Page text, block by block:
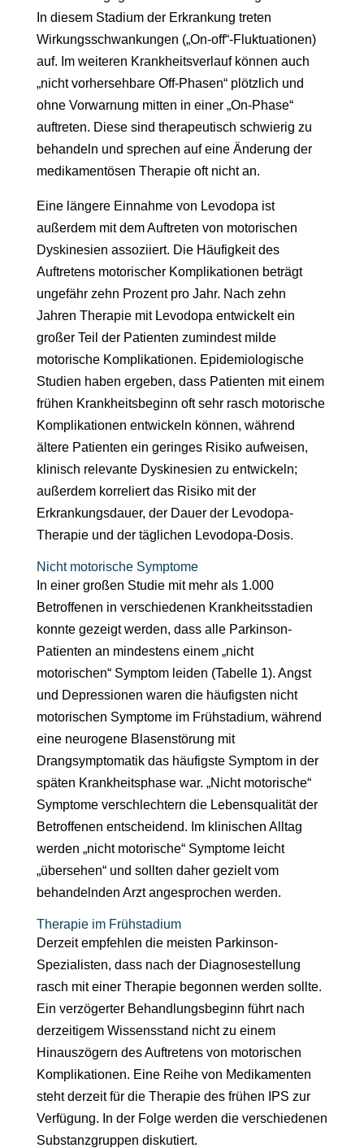
In diesem Stadium der Erkrankung treten
Wirkungsschwankungen („On-off“-Fluktuationen)
auf. Im weiteren Krankheitsverlauf können auch
„nicht vorhersehbare Off-Phasen“ plötzlich und
ohne Vorwarnung mitten in einer „On-Phase“
auftreten. Diese sind therapeutisch schwierig zu
behandeln und sprechen auf eine Änderung der
medikamentösen Therapie oft nicht an.
Eine längere Einnahme von Levodopa ist
außerdem mit dem Auftreten von motorischen
Dyskinesien assoziiert. Die Häufigkeit des
Auftretens motorischer Komplikationen beträgt
ungefähr zehn Prozent pro Jahr. Nach zehn
Jahren Therapie mit Levodopa entwickelt ein
großer Teil der Patienten zumindest milde
motorische Komplikationen. Epidemiologische
Studien haben ergeben, dass Patienten mit einem
frühen Krankheitsbeginn oft sehr rasch motorische
Komplikationen entwickeln können, während
ältere Patienten ein geringes Risiko aufweisen,
klinisch relevante Dyskinesien zu entwickeln;
außerdem korreliert das Risiko mit der
Erkrankungsdauer, der Dauer der Levodopa-
Therapie und der täglichen Levodopa-Dosis.
Nicht motorische Symptome
In einer großen Studie mit mehr als 1.000
Betroffenen in verschiedenen Krankheitsstadien
konnte gezeigt werden, dass alle Parkinson-
Patienten an mindestens einem „nicht
motorischen“ Symptom leiden (Tabelle 1). Angst
und Depressionen waren die häufigsten nicht
motorischen Symptome im Frühstadium, während
eine neurogene Blasenstörung mit
Drangsymptomatik das häufigste Symptom in der
späten Krankheitsphase war. „Nicht motorische“
Symptome verschlechtern die Lebensqualität der
Betroffenen entscheidend. Im klinischen Alltag
werden „nicht motorische“ Symptome leicht
„übersehen“ und sollten daher gezielt vom
behandelnden Arzt angesprochen werden.
Therapie im Frühstadium
Derzeit empfehlen die meisten Parkinson-
Spezialisten, dass nach der Diagnosestellung
rasch mit einer Therapie begonnen werden sollte.
Ein verzögerter Behandlungsbeginn führt nach
derzeitigem Wissensstand nicht zu einem
Hinauszögern des Auftretens von motorischen
Komplikationen. Eine Reihe von Medikamenten
steht derzeit für die Therapie des frühen IPS zur
Verfügung. In der Folge werden die verschiedenen
Substanzgruppen diskutiert.